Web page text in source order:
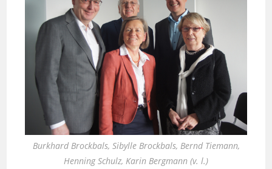
Burkhard Brockbals, Sibylle Brockbals, Bernd Tiemann,
Henning Schulz, Karin Bergmann (v. l.)